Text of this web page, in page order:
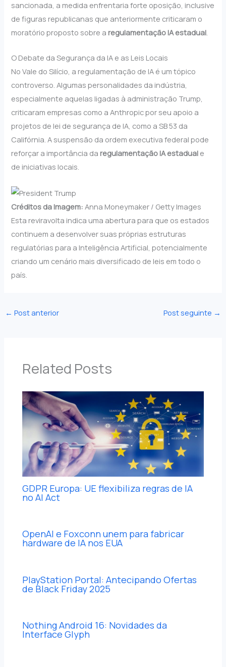
sancionada, a medida enfrentaria forte oposição, inclusive
de figuras republicanas que anteriormente criticaram o
moratório proposto sobre a regulamentação IA estadual
O Debate da Segurança da IA e as Leis Locais
No Vale do Silício, a regulamentação de IA é um tópico
controverso. Algumas personalidades da indústria,
especialmente aquelas ligadas à administração Trump,
criticaram empresas como a Anthropic por seu apoio a
projetos de lei de segurança de IA, como a SB 53 da
Califórnia. A suspensão da ordem executiva federal pode
reforçar a importância da regulamentação IA estadual e
de iniciativas locais.
Créditos da Imagem: Anna Moneymaker / Getty Images
Esta reviravolta indica uma abertura para que os estados
continuem a desenvolver suas próprias estruturas
regulatórias para a Inteligência Artificial, potencialmente
criando um cenário mais diversificado de leis em todo o
país.
← Post anterior Post seguinte →
Related Posts
GDPR Europa: UE flexibiliza regras de IA
no AI Act
OpenAI e Foxconn unem para fabricar
hardware de IA nos EUA
PlayStation Portal: Antecipando Ofertas
de Black Friday 2025
Nothing Android 16: Novidades da
Interface Glyph